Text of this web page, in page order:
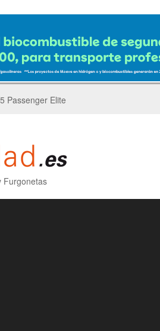
| Encuentro del Pegaso Troner
Furgonetas